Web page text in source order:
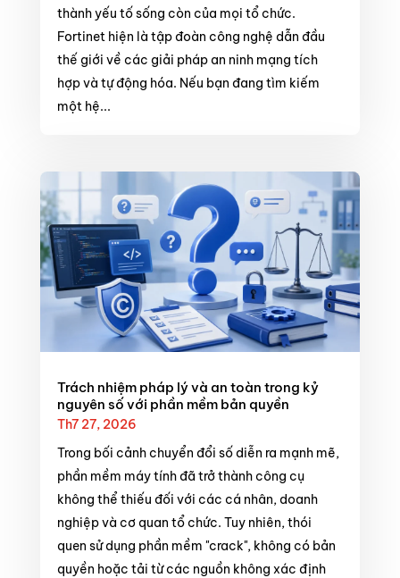
thành yếu tố sống còn của mọi tổ chức.
Fortinet hiện là tập đoàn công nghệ dẫn đầu
thế giới về các giải pháp an ninh mạng tích
hợp và tự động hóa. Nếu bạn đang tìm kiếm
một hệ...
Trách nhiệm pháp lý và an toàn trong kỷ
nguyên số với phần mềm bản quyền
Th7 27, 2026
Trong bối cảnh chuyển đổi số diễn ra mạnh mẽ,
phần mềm máy tính đã trở thành công cụ
không thể thiếu đối với các cá nhân, doanh
nghiệp và cơ quan tổ chức. Tuy nhiên, thói
quen sử dụng phần mềm "crack", không có bản
quyền hoặc tải từ các nguồn không xác định